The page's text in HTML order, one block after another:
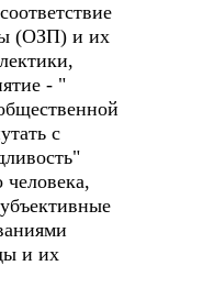
(ОЗП) и их
- "
с
и их